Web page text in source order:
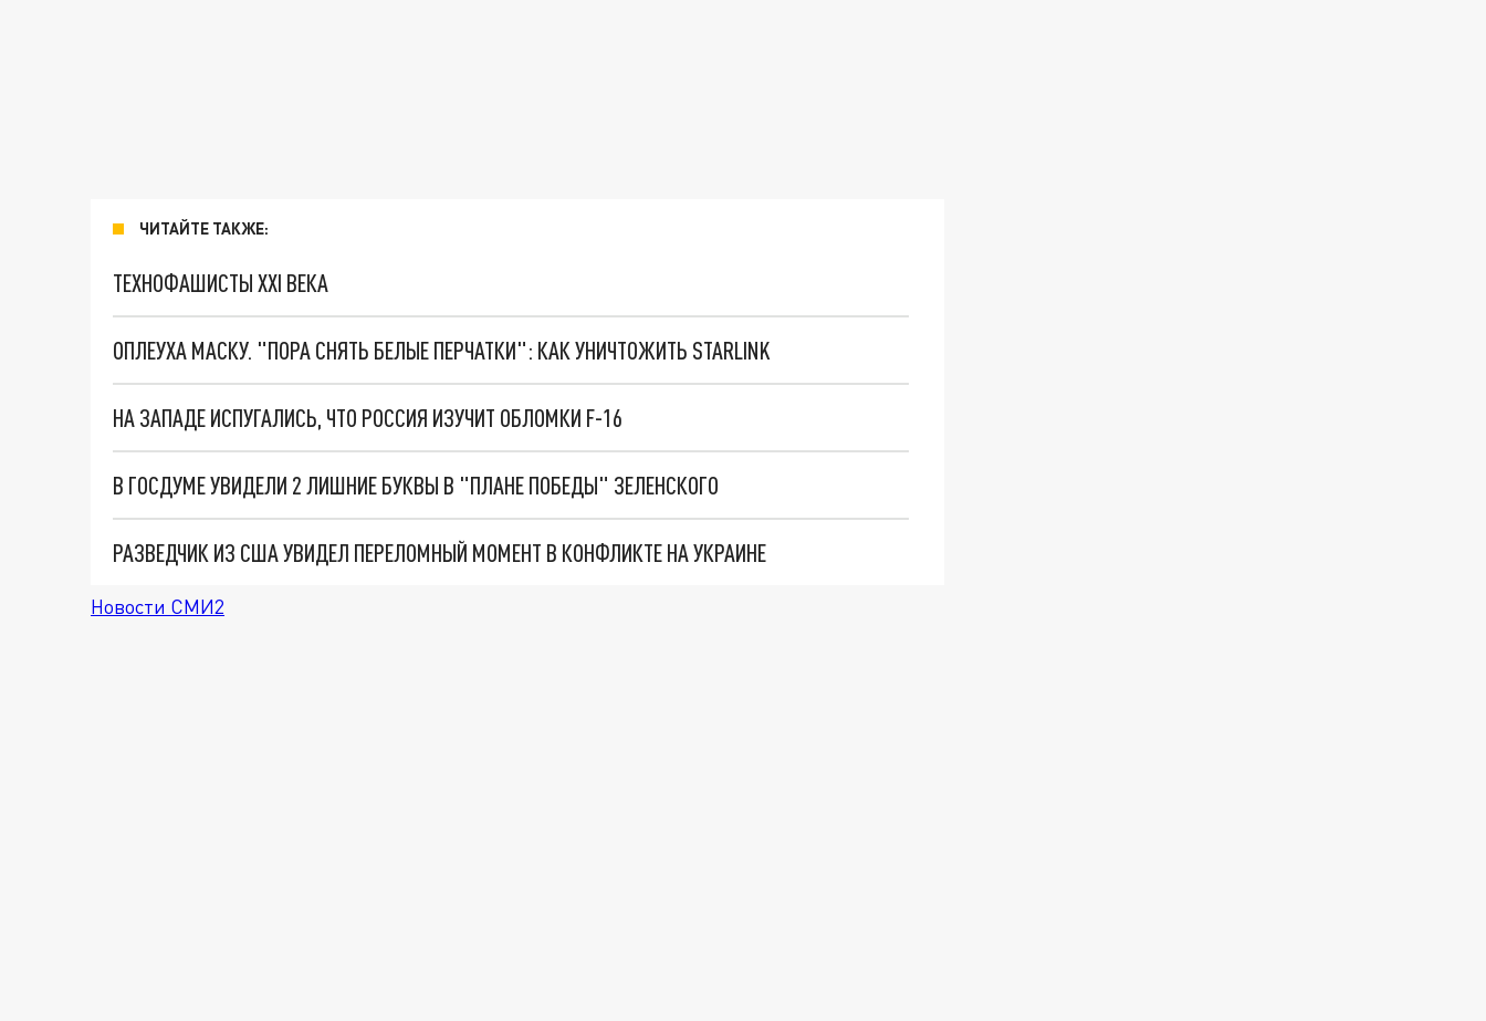
ЧИТАЙТЕ ТАКЖЕ:
ТЕХНОФАШИСТЫ XXI ВЕКА
ОПЛЕУХА МАСКУ. "ПОРА СНЯТЬ БЕЛЫЕ ПЕРЧАТКИ": КАК УНИЧТОЖИТЬ STARLINK
НА ЗАПАДЕ ИСПУГАЛИСЬ, ЧТО РОССИЯ ИЗУЧИТ ОБЛОМКИ F-16
В ГОСДУМЕ УВИДЕЛИ 2 ЛИШНИЕ БУКВЫ В "ПЛАНЕ ПОБЕДЫ" ЗЕЛЕНСКОГО
РАЗВЕДЧИК ИЗ США УВИДЕЛ ПЕРЕЛОМНЫЙ МОМЕНТ В КОНФЛИКТЕ НА УКРАИНЕ
Новости СМИ2